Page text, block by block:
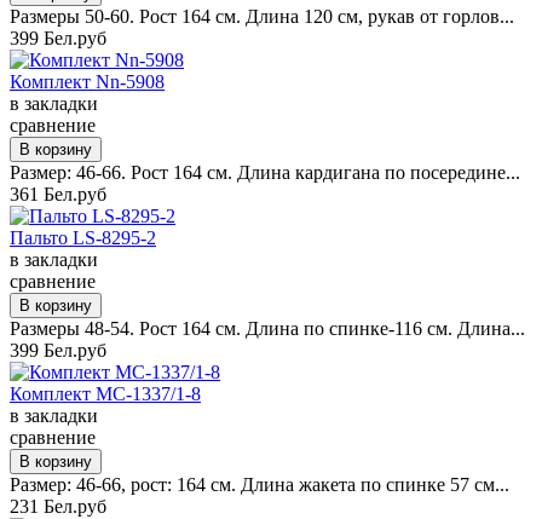
Размеры 50-60. Рост 164 см. Длина 120 см, рукав от горлов...
399 Бел.руб
Комплект Nn-5908
в закладки
сравнение
Размер: 46-66. Рост 164 см. Длина кардигана по посередине...
361 Бел.руб
Пальто LS-8295-2
в закладки
сравнение
Размеры 48-54. Рост 164 см. Длина по спинке-116 см. Длина...
399 Бел.руб
Комплект MC-1337/1-8
в закладки
сравнение
Размер: 46-66, рост: 164 см. Длина жакета по спинке 57 см...
231 Бел.руб